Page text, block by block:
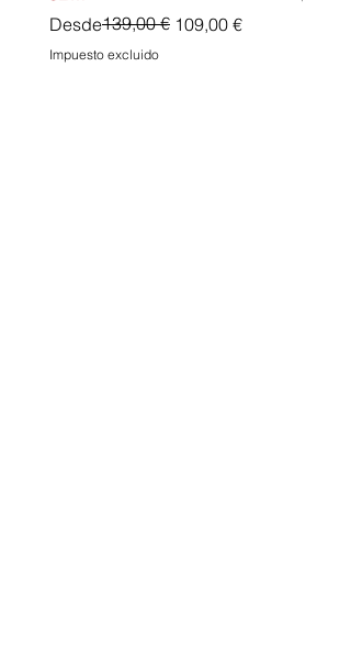
Desde
Precio139,00 € 109,00 €
Precio de oferta
Impuesto excluido